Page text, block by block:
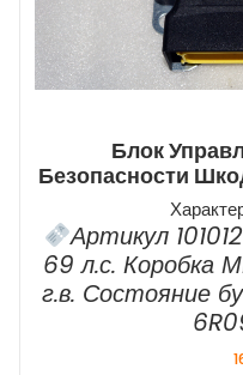
Блок
Безопасности
Артикул
69 л.с. Коробка
г.в. Состояние